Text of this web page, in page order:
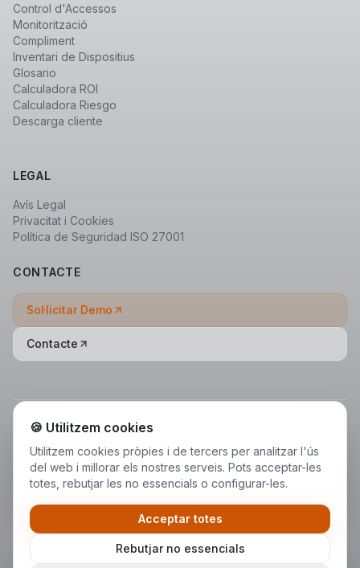
🍪 Utilitzem cookies
Utilitzem cookies pròpies i de tercers per analitzar l'ús
del web i millorar els nostres serveis. Pots acceptar-les
totes, rebutjar les no essencials o configurar-les.
Acceptar totes
Rebutjar no essencials
Control d'Accessos
Monitorització
Compliment
Inventari de Dispositius
Glosario
Calculadora ROI
Calculadora Riesgo
Descarga cliente
LEGAL
Avís Legal
Privacitat i Cookies
Política de Seguridad ISO 27001
CONTACTE
Sol·licitar Demo
Contacte